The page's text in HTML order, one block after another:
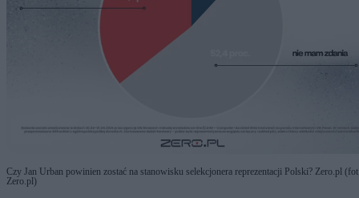
Czy Jan Urban powinien zostać na stanowisku selekcjonera reprezentacji Polski? Zero.pl
Zero.pl)